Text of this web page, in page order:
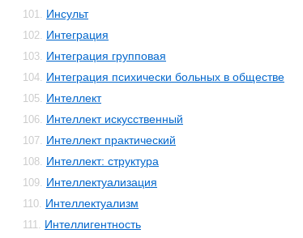
101. Инсульт
102. Интеграция
103. Интеграция групповая
104. Интеграция психически больных в обществе
105. Интеллект
106. Интеллект искусственный
107. Интеллект практический
108. Интеллект: структура
109. Интеллектуализация
110. Интеллектуализм
111. Интеллигентность